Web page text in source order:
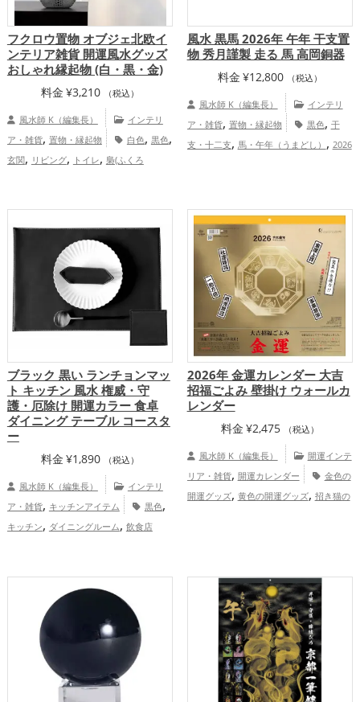
フクロウ置物 オブジェ北欧イ
ンテリア雑貨 開運風水グッズ
おしゃれ縁起物 (白・黒・金)
料金 ¥3,210 （税込）
風水師 K（編集長）
インテリ
ア・雑貨, 置物・縁起物 白色, 黒色,
玄関, リビング, トイレ, 梟(ふくろ
風水 黒馬 2026年 午年 干支置
物 秀月謹製 走る 馬 高岡銅器
料金 ¥12,800 （税込）
風水師 K（編集長）
インテリ
ア・雑貨, 置物・縁起物 黒色, 干
支・十二支, 馬・午年（うまどし） , 2026
ブラック 黒い ランチョンマッ
ト キッチン 風水 権威・守
護・厄除け 開運カラー 食卓
ダイニング テーブル コースタ
ー
料金 ¥1,890 （税込）
風水師 K（編集長）
インテリ
ア・雑貨, キッチンアイテム 黒色,
キッチン, ダイニングルーム, 飲食店
2026年 金運カレンダー 大吉
招福ごよみ 壁掛け ウォールカ
レンダー
料金 ¥2,475 （税込）
風水師 K（編集長）
開運インテ
リア・雑貨, 開運カレンダー
金色の
開運グッズ, 黄色の開運グッズ, 招き猫の
ミラーの開運グッズ
金運アップ,総
合運・全体運アップ